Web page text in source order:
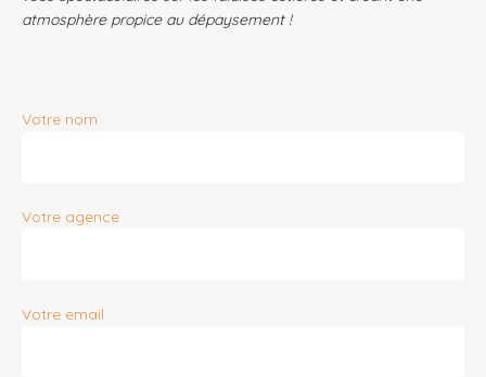
atmosphère propice au dépaysement !
Votre nom
Votre agence
Votre email